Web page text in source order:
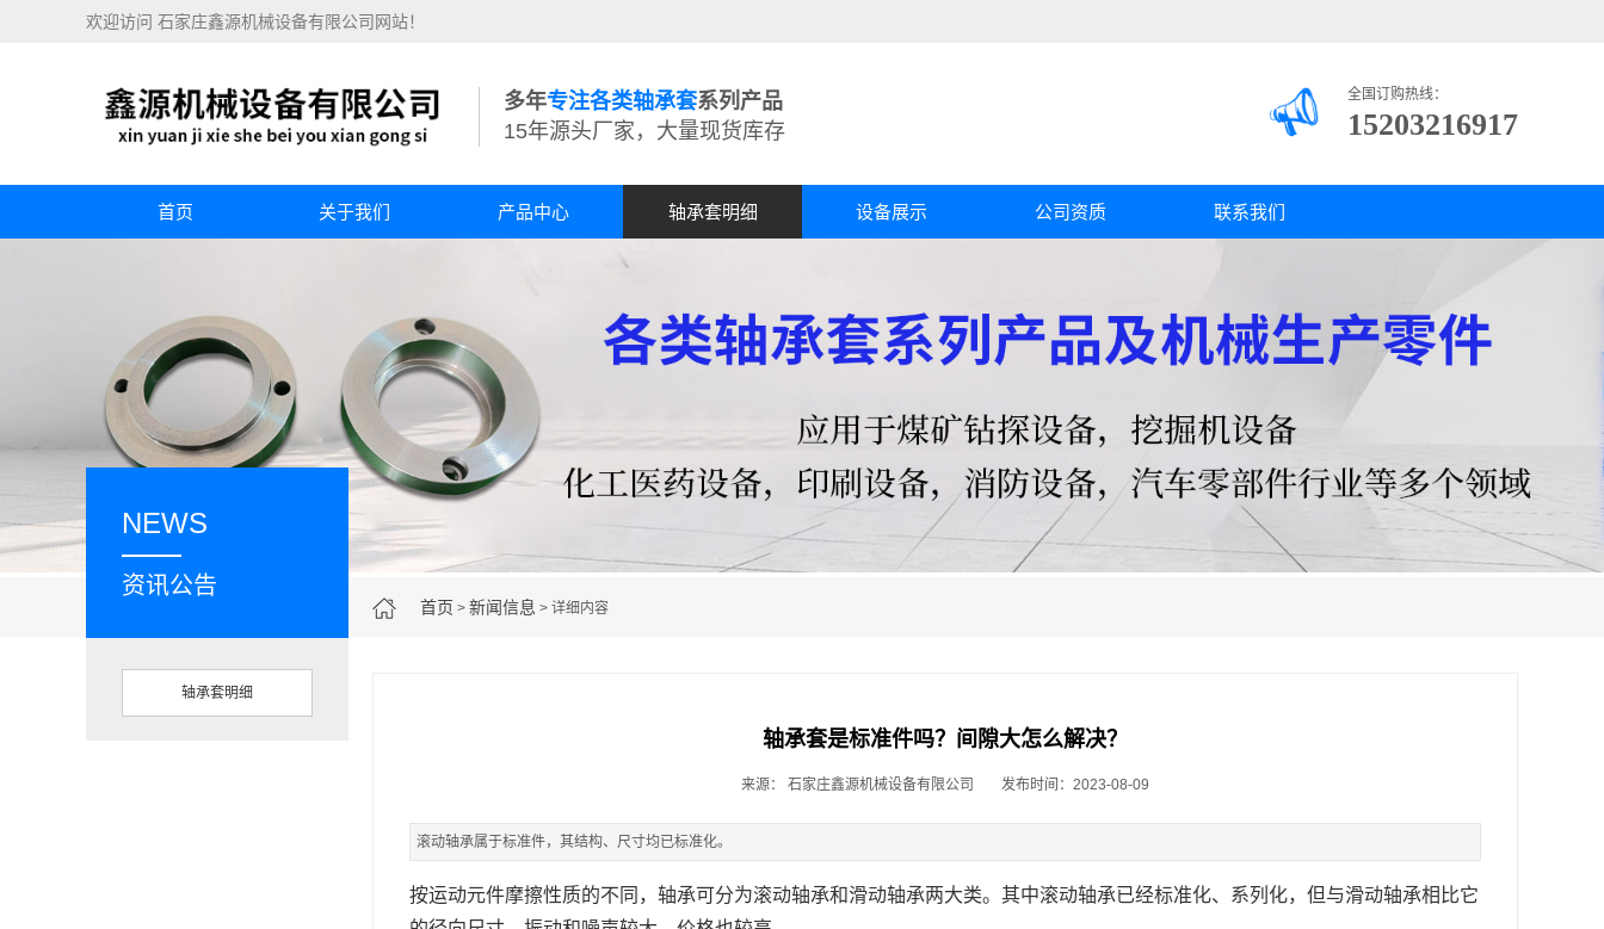
欢迎访问 石家庄鑫源机械设备有限公司网站！
多年专注各类轴承套系列产品
15年源头厂家，大量现货库存
全国订购热线：
15203216917
首页 关于我们 产品中心 轴承套明细 设备展示 公司资质 联系我们
首页 > 新闻信息 > 详细内容
NEWS
资讯公告
轴承套明细
轴承套是标准件吗？间隙大怎么解决？
来源： 石家庄鑫源机械设备有限公司 发布时间：2023-08-09
滚动轴承属于标准件，其结构、尺寸均已标准化。
按运动元件摩擦性质的不同，轴承可分为滚动轴承和滑动轴承两大类。其中滚动轴承已经标准化、系列化，但与滑动轴承相比它